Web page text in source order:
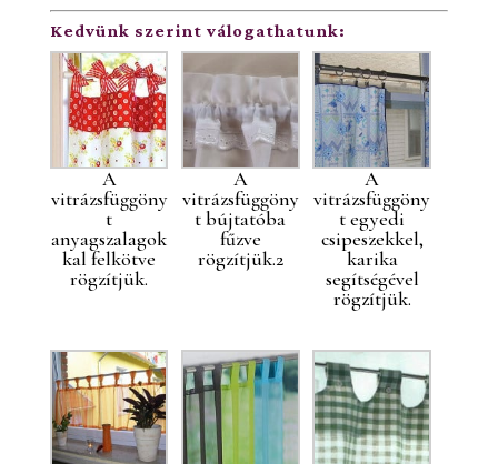
Kedvünk szerint válogathatunk:
A
vitrázsfüggöny
t
anyagszalagok
kal felkötve
rögzítjük.
A
vitrázsfüggöny
t bújtatóba
fűzve
rögzítjük.2
A
vitrázsfüggöny
t egyedi
csipeszekkel,
karika
segítségével
rögzítjük.